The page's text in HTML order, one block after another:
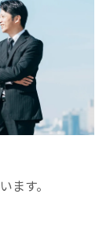
ます。